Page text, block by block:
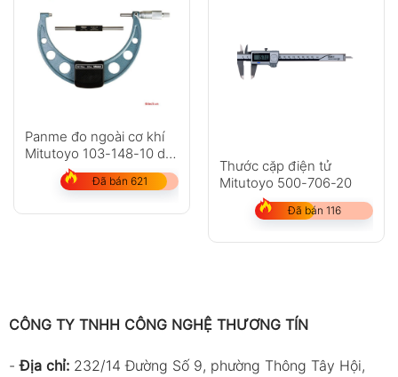
Panme đo ngoài cơ khí
Mitutoyo 103-148-10 dải
đo: 275-300mm
Đã bán 621
Thước cặp điện tử
Mitutoyo 500-706-20
Đã bán 116
CÔNG TY TNHH CÔNG NGHỆ THƯƠNG TÍN
-Địa chỉ: 232/14 Đường Số 9, phường Thông Tây Hội,